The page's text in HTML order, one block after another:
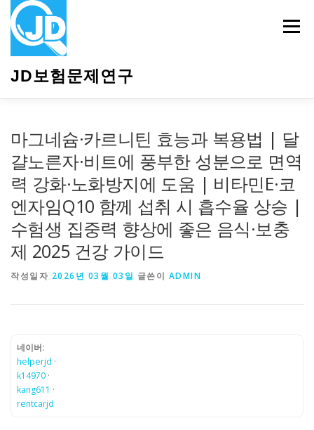
JD보험문제연구
메뉴
마그네슘·카르니틴 효능과 복용법 | 달
걀노른자·비트에 풍부한 성분으로 면역
력 강화·노화방지에 도움 | 비타민E·코
엔자임Q10 함께 섭취 시 흡수율 상승 |
수험생 집중력 향상에 좋은 음식·보충
제 2025 건강 가이드
작성일자 2026년 03월 03일 글쓴이 ADMIN
네이버:
helperjd ·
k14970 ·
kang611 ·
rentcarjd